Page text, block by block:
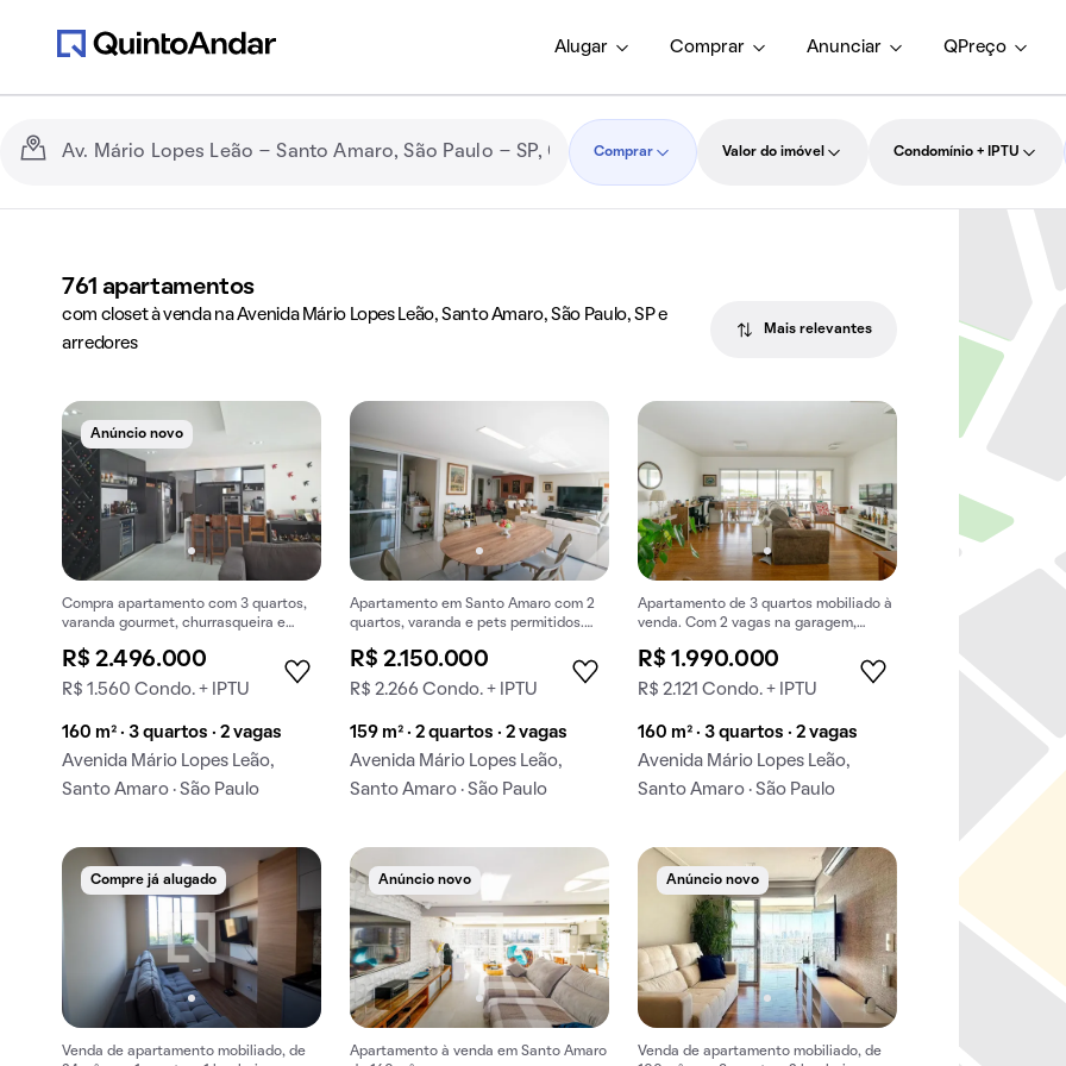
Alugar Comprar Anunciar QPreço
Comprar Valor do imóvel Condomínio + IPTU
761 apartamentos
com closet à venda na Avenida Mário Lopes Leão, Santo Amaro, São Paulo, SP e
arredores
Mais relevantes
Anúncio novo
Compra apartamento com 3 quartos,
varanda gourmet, churrasqueira e
R$ 2.496.000
R$ 1.560 Condo. + IPTU
160 m² · 3 quartos · 2 vagas
Avenida Mário Lopes Leão,
Santo Amaro · São Paulo
Apartamento em Santo Amaro com 2
quartos, varanda e pets permitidos.
R$ 2.150.000
R$ 2.266 Condo. + IPTU
159 m² · 2 quartos · 2 vagas
Avenida Mário Lopes Leão,
Santo Amaro · São Paulo
Apartamento de 3 quartos mobiliado à
venda. Com 2 vagas na garagem,
R$ 1.990.000
R$ 2.121 Condo. + IPTU
160 m² · 3 quartos · 2 vagas
Avenida Mário Lopes Leão,
Santo Amaro · São Paulo
Compre já alugado
Venda de apartamento mobiliado, de
Anúncio novo
Apartamento à venda em Santo Amaro
Anúncio novo
Venda de apartamento mobiliado, de